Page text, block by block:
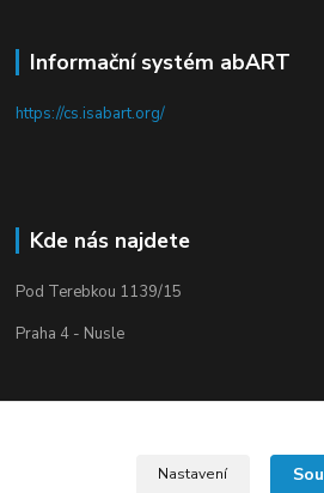
Informační systém abART
https://cs.isabart.org/
Kde nás najdete
Pod Terebkou 1139/15
Praha 4 - Nusle
Nastavení